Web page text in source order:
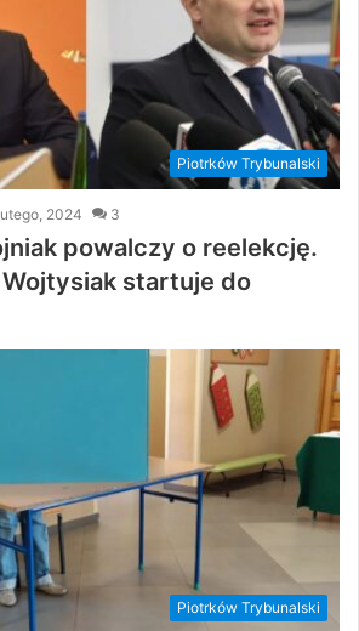
Piotrków Trybunalski
2024 3
powalczy o reelekcję.
startuje do
Piotrków Trybunalski